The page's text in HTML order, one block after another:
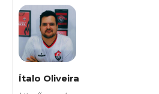
Ítalo Oliveira